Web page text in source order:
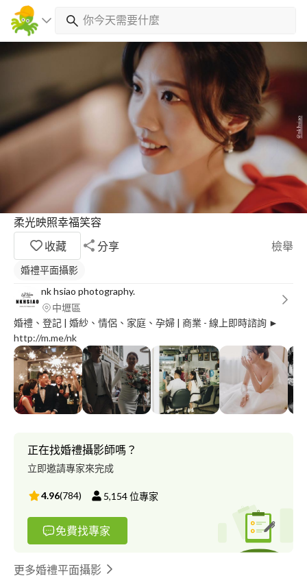
柔光映照幸福笑容
收藏
分享 檢舉
婚禮平面攝影
nk hsiao photography.
中壢區
婚禮、登記 | 婚紗、情侶、家庭、孕婦 | 商業 - 線上即時諮詢 ►
http://m.me/nk
正在找婚禮攝影師嗎？
立即邀請專家來完成
4.96(784) 5,154位專家
免費找專家
更多婚禮平面攝影